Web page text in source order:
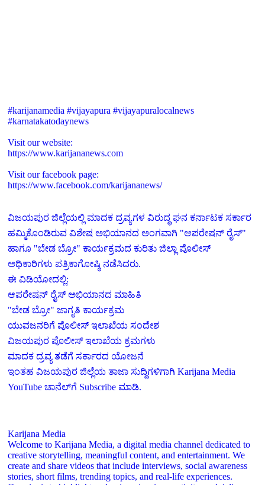
#karijanamedia #vijayapura #vijayapuralocalnews
#karnatakatodaynews
Visit our website:
https://www.karijananews.com
Visit our facebook page:
https://www.facebook.com/karijananews/
ವಿಜಯಪುರ ಜಿಲ್ಲೆಯಲ್ಲಿ ಮಾದಕ ದ್ರವ್ಯಗಳ ವಿರುದ್ಧ ಘನ ಕರ್ನಾಟಕ ಸರ್ಕಾರ
ಹಮ್ಮಿಕೊಂಡಿರುವ ವಿಶೇಷ ಅಭಿಯಾನದ ಅಂಗವಾಗಿ "ಆಪರೇಷನ್ ರೈಸ್"
ಹಾಗೂ "ಬೇಡ ಬ್ರೋ" ಕಾರ್ಯಕ್ರಮದ ಕುರಿತು ಜಿಲ್ಲಾ ಪೊಲೀಸ್
ಅಧಿಕಾರಿಗಳು ಪತ್ರಿಕಾಗೋಷ್ಠಿ ನಡೆಸಿದರು.
ಈ ವಿಡಿಯೋದಲ್ಲಿ:
ಆಪರೇಷನ್ ರೈಸ್ ಅಭಿಯಾನದ ಮಾಹಿತಿ
"ಬೇಡ ಬ್ರೋ" ಜಾಗೃತಿ ಕಾರ್ಯಕ್ರಮ
ಯುವಜನರಿಗೆ ಪೊಲೀಸ್ ಇಲಾಖೆಯ ಸಂದೇಶ
ವಿಜಯಪುರ ಪೊಲೀಸ್ ಇಲಾಖೆಯ ಕ್ರಮಗಳು
ಮಾದಕ ದ್ರವ್ಯ ತಡೆಗೆ ಸರ್ಕಾರದ ಯೋಜನೆ
ಇಂತಹ ವಿಜಯಪುರ ಜಿಲ್ಲೆಯ ತಾಜಾ ಸುದ್ದಿಗಳಿಗಾಗಿ Karijana Media
YouTube ಚಾನೆಲ್‌ಗೆ Subscribe ಮಾಡಿ.
Karijana Media
Welcome to Karijana Media, a digital media channel dedicated to
creative storytelling, meaningful content, and entertainment. We
create and share videos that include interviews, social awareness
stories, short films, trending topics, and real-life experiences.